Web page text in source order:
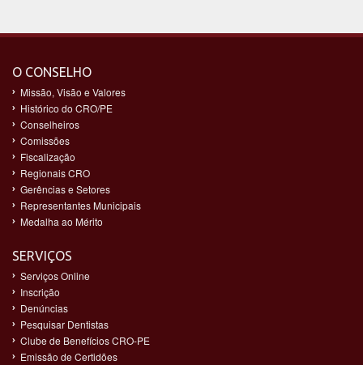
O CONSELHO
Missão, Visão e Valores
Histórico do CRO/PE
Conselheiros
Comissões
Fiscalização
Regionais CRO
Gerências e Setores
Representantes Municipais
Medalha ao Mérito
SERVIÇOS
Serviços Online
Inscrição
Denúncias
Pesquisar Dentistas
Clube de Benefícios CRO-PE
Emissão de Certidões